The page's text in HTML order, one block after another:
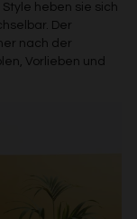
heben sie sich
Der
nach der
Vorlieben und